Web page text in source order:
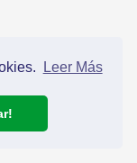
Leer Más